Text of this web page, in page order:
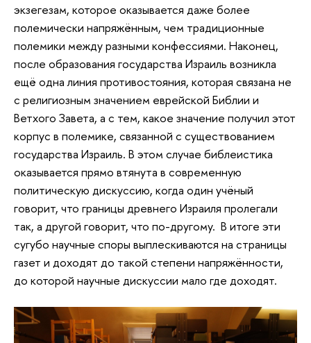
экзегезам, которое оказывается даже более
полемически напряжённым, чем традиционные
полемики между разными конфессиями. Наконец,
после образования государства Израиль возникла
ещё одна линия противостояния, которая связана не
с религиозным значением еврейской Библии и
Ветхого Завета, а с тем, какое значение получил этот
корпус в полемике, связанной с существованием
государства Израиль. В этом случае библеистика
оказывается прямо втянута в современную
политическую дискуссию, когда один учёный
говорит, что границы древнего Израиля пролегали
так, а другой говорит, что по-другому. В итоге эти
сугубо научные споры выплескиваются на страницы
газет и доходят до такой степени напряжённости,
до которой научные дискуссии мало где доходят.